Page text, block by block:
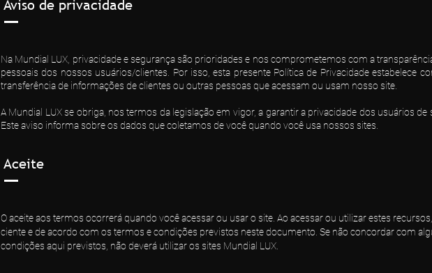
Aviso de privacidade
Na Mundial LUX, privacidade e segurança são prioridades e nos comprometemos com a
pessoais dos nossos usuários/clientes. Por isso, esta presente Política de Privacidade estabelece
transferência de informações de clientes ou outras pessoas que acessam ou usam nosso site.
A Mundial LUX se obriga, nos termos da legislação em vigor, a garantir a privacidade dos usuários de
Este aviso informa sobre os dados que coletamos de você quando você usa nossos sites.
Aceite
O aceite aos termos ocorrerá quando você acessar ou usar o site. Ao acessar ou utilizar estes
ciente e de acordo com os termos e condições previstos neste documento. Se não concordar com
condições aqui previstos, não deverá utilizar os sites Mundial LUX.